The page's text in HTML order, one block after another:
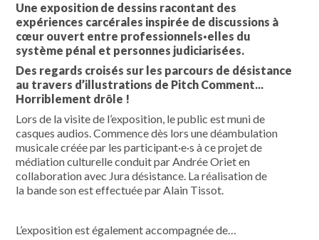
Une exposition de dessins racontant des
expériences carcérales inspirée de discussions à
cœur ouvert entre professionnels·elles du
système pénal et personnes judiciarisées.
Des regards croisés sur les parcours de désistance
au travers d’illustrations de Pitch Comment...
Horriblement drôle !
Lors de la visite de l’exposition, le public est muni de
casques audios. Commence dès lors une déambulation
musicale créée par les participant·e·s à ce projet de
médiation culturelle conduit par Andrée Oriet en
collaboration avec Jura désistance. La réalisation de
la bande son est effectuée par Alain Tissot.
L’exposition est également accompagnée de…